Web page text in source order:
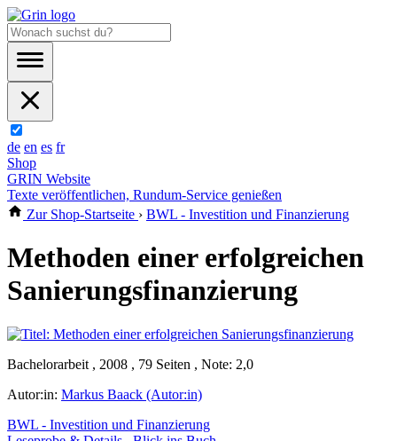
de en es fr
Shop
GRIN Website
Texte veröffentlichen, Rundum-Service genießen
Zur Shop-Startseite › BWL - Investition und Finanzierung
Methoden einer erfolgreichen
Sanierungsfinanzierung
Bachelorarbeit , 2008 , 79 Seiten , Note: 2,0
Autor:in: Markus Baack (Autor:in)
BWL - Investition und Finanzierung